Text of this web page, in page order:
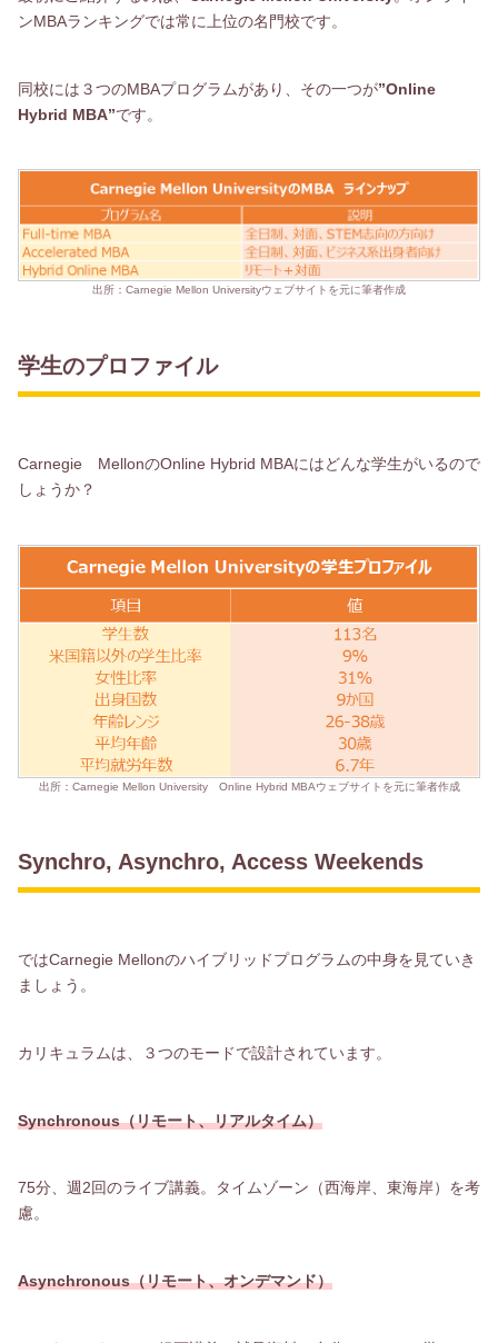
ンMBAランキングでは常に上位の名門校です。
同校には３つのMBAプログラムがあり、その一つが”Online
Hybrid MBA”です。
出所：Carnegie Mellon Universityウェブサイトを元に筆者作成
学生のプロファイル
Carnegie MellonのOnline Hybrid MBAにはどんな学生がいるので
しょうか？
出所：Carnegie Mellon University Online Hybrid MBAウェブサイトを元に筆者作成
Synchro, Asynchro, Access Weekends
ではCarnegie Mellonのハイブリッドプログラムの中身を見ていき
ましょう。
カリキュラムは、３つのモードで設計されています。
Synchronous（リモート、リアルタイム）
75分、週2回のライブ講義。タイムゾーン（西海岸、東海岸）を考
慮。
Asynchronous（リモート、オンデマンド）